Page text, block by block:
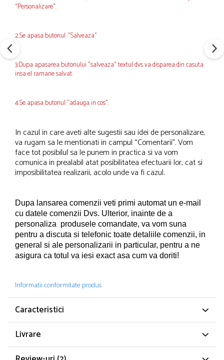
“Personalizare”.
2.Se apasa butonul :"Salveaza"
3.Dupa apasarea butonului "salveaza" textul dvs va disparea din casuta
insa el ramane salvat.
4.Se apasa butonul "adauga in cos".
In cazul in care aveti alte sugestii sau idei de personalizare,
va rugam sa le mentionati in campul “Comentarii”. Vom
face tot posibilul sa le punem in practica si va vom
comunica in prealabil atat posibilitatea efectuarii lor, cat si
imposibilitatea realizarii, acolo unde va fi cazul.
Dupa lansarea comenzii veti primi automat un e-mail
cu datele comenzii Dvs. Ulterior, inainte de a
personaliza produsele comandate, va vom suna
pentru a discuta si telefonic toate detaliile comenzii, in
general si ale personalizarii in particular, pentru a ne
asigura ca totul va iesi exact asa cum va doriti!
Informatii conformitate produs
Caracteristici
Livrare